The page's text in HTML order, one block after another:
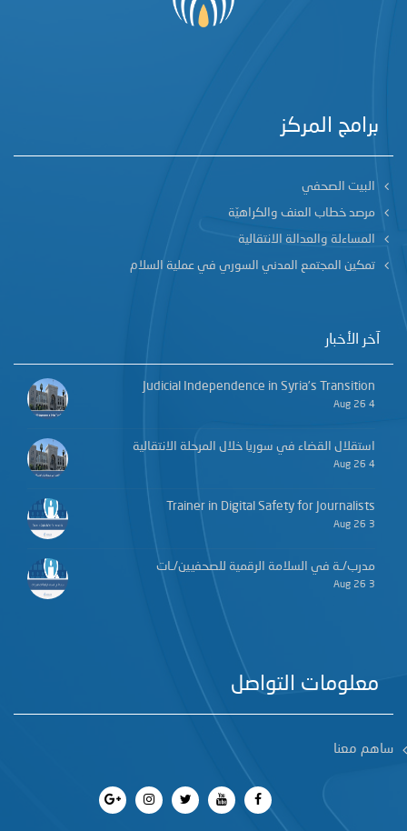
برامج المركز
البيت الصحفي
مرصد خطاب العنف والكراهيّة
المساءلة والعدالة الانتقالية
تمكين المجتمع المدني السوري في عملية السلام
آخر الأخبار
Judicial Independence in Syria’s Transition
4 Aug 26
استقلال القضاء في سوريا خلال المرحلة الانتقالية
4 Aug 26
Trainer in Digital Safety for Journalists
3 Aug 26
مدرب/ـة في السلامة الرقمية للصحفيين/ـات
3 Aug 26
معلومات التواصل
ساهم معنا